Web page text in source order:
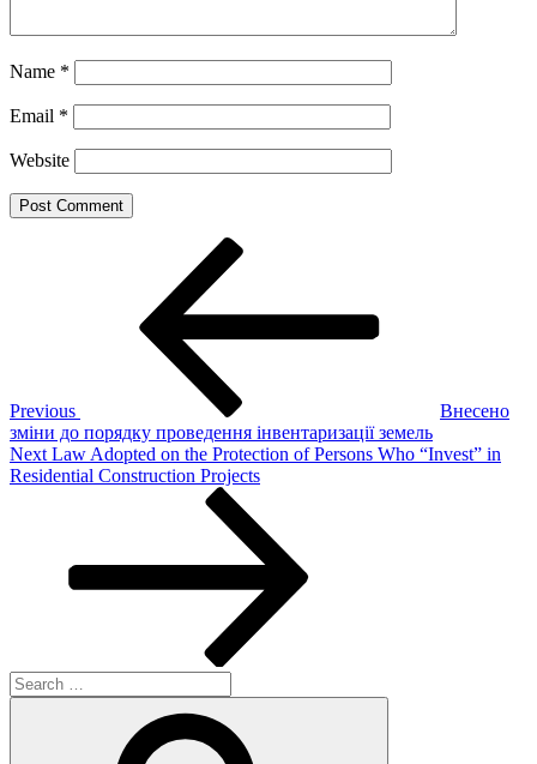
Name *
Email *
Website
Previous
Внесено
зміни до порядку проведення інвентаризації земель
Next
Post
Next Law Adopted on the Protection of Persons Who “Invest” in
Residential Construction Projects
Search
for: